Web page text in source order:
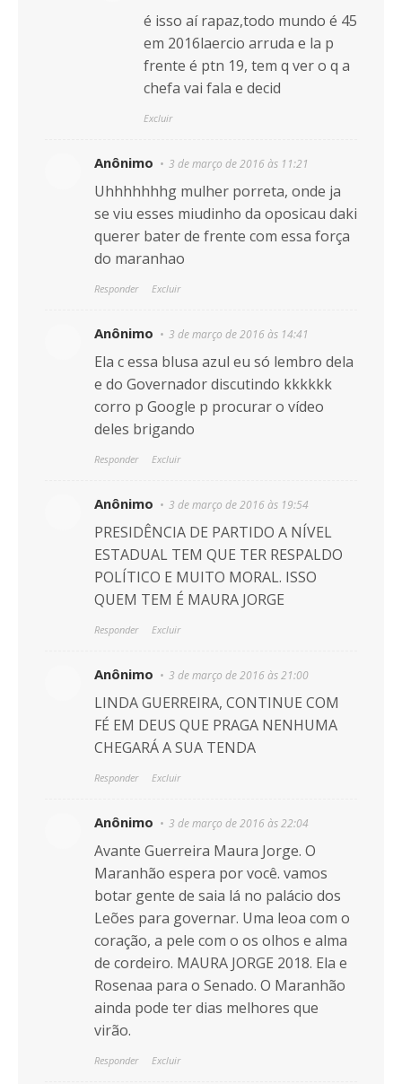
é isso aí rapaz,todo mundo é 45
em 2016laercio arruda e la p
frente é ptn 19, tem q ver o q a
chefa vai fala e decid
Excluir
Anônimo 3 de março de 2016 às 11:21
Uhhhhhhhg mulher porreta, onde ja
se viu esses miudinho da oposicau daki
querer bater de frente com essa força
do maranhao
Responder Excluir
Anônimo 3 de março de 2016 às 14:41
Ela c essa blusa azul eu só lembro dela
e do Governador discutindo kkkkkk
corro p Google p procurar o vídeo
deles brigando
Responder Excluir
Anônimo 3 de março de 2016 às 19:54
PRESIDÊNCIA DE PARTIDO A NÍVEL
ESTADUAL TEM QUE TER RESPALDO
POLÍTICO E MUITO MORAL. ISSO
QUEM TEM É MAURA JORGE
Responder Excluir
Anônimo 3 de março de 2016 às 21:00
LINDA GUERREIRA, CONTINUE COM
FÉ EM DEUS QUE PRAGA NENHUMA
CHEGARÁ A SUA TENDA
Responder Excluir
Anônimo 3 de março de 2016 às 22:04
Avante Guerreira Maura Jorge. O
Maranhão espera por você. vamos
botar gente de saia lá no palácio dos
Leões para governar. Uma leoa com o
coração, a pele com o os olhos e alma
de cordeiro. MAURA JORGE 2018. Ela e
Rosenaa para o Senado. O Maranhão
ainda pode ter dias melhores que
virão.
Responder Excluir